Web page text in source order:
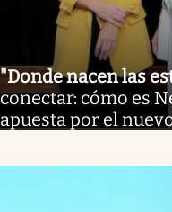
"Donde nacen las
conectar: cómo es
apuesta por el